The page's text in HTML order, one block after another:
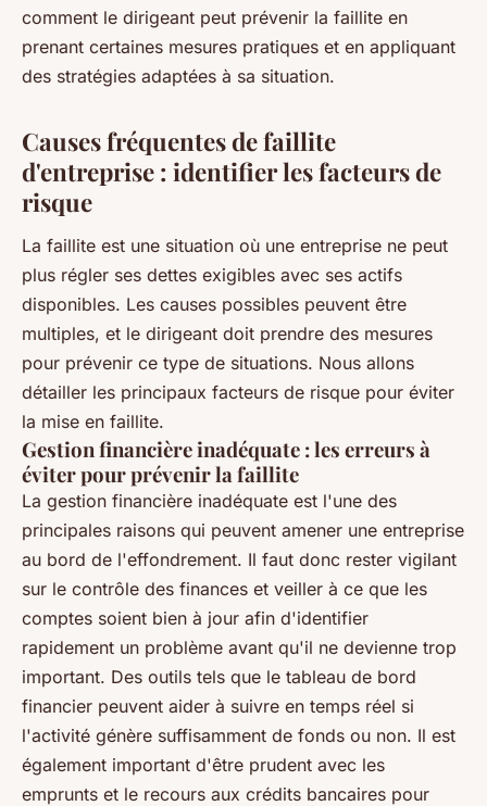
comment le dirigeant peut prévenir la faillite en
prenant certaines mesures pratiques et en appliquant
des stratégies adaptées à sa situation.
Causes fréquentes de faillite
d'entreprise : identifier les facteurs de
risque
La faillite est une situation où une entreprise ne peut
plus régler ses dettes exigibles avec ses actifs
disponibles. Les causes possibles peuvent être
multiples, et le dirigeant doit prendre des mesures
pour prévenir ce type de situations. Nous allons
détailler les principaux facteurs de risque pour éviter
la mise en faillite.
Gestion financière inadéquate : les erreurs à
éviter pour prévenir la faillite
La gestion financière inadéquate est l'une des
principales raisons qui peuvent amener une entreprise
au bord de l'effondrement. Il faut donc rester vigilant
sur le contrôle des finances et veiller à ce que les
comptes soient bien à jour afin d'identifier
rapidement un problème avant qu'il ne devienne trop
important. Des outils tels que le tableau de bord
financier peuvent aider à suivre en temps réel si
l'activité génère suffisamment de fonds ou non. Il est
également important d'être prudent avec les
emprunts et le recours aux crédits bancaires pour